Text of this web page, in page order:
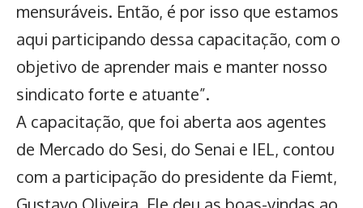
mensuráveis. Então, é por isso que estamos
aqui participando dessa capacitação, com o
objetivo de aprender mais e manter nosso
sindicato forte e atuante”.
A capacitação, que foi aberta aos agentes
de Mercado do Sesi, do Senai e IEL, contou
com a participação do presidente da Fiemt,